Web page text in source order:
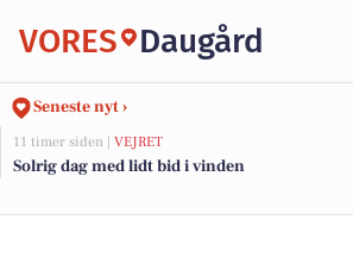
VORES Daugård
Seneste nyt ›
11 timer siden | VEJRET
Solrig dag med lidt bid i vinden